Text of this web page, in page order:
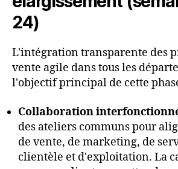
24)
L'intégration transparente des
vente agile dans tous les
l'objectif principal de cette
Collaboration
des ateliers communs pour
de vente, de marketing, de
clientèle et d'exploitation. La